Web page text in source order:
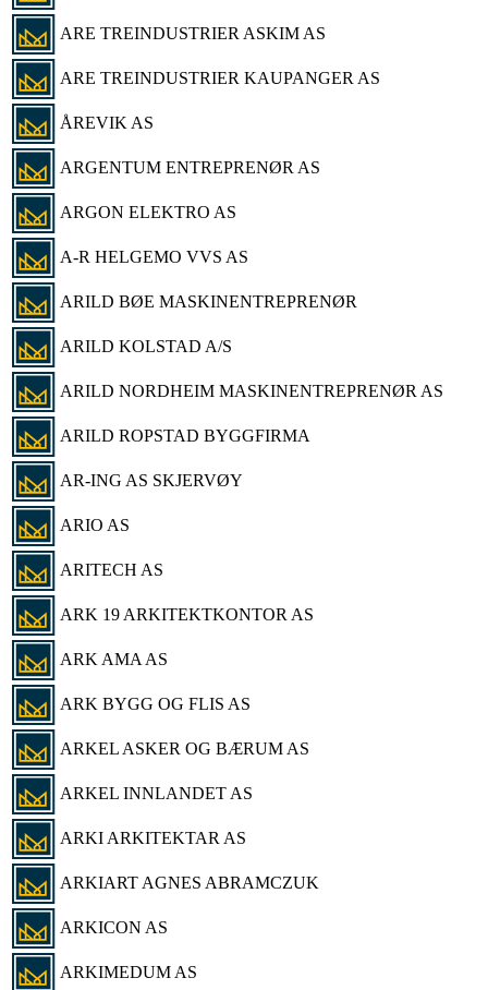
ARE TREINDUSTRIER ASKIM AS
ARE TREINDUSTRIER KAUPANGER AS
ÅREVIK AS
ARGENTUM ENTREPRENØR AS
ARGON ELEKTRO AS
A-R HELGEMO VVS AS
ARILD BØE MASKINENTREPRENØR
ARILD KOLSTAD A/S
ARILD NORDHEIM MASKINENTREPRENØR AS
ARILD ROPSTAD BYGGFIRMA
AR-ING AS SKJERVØY
ARIO AS
ARITECH AS
ARK 19 ARKITEKTKONTOR AS
ARK AMA AS
ARK BYGG OG FLIS AS
ARKEL ASKER OG BÆRUM AS
ARKEL INNLANDET AS
ARKI ARKITEKTAR AS
ARKIART AGNES ABRAMCZUK
ARKICON AS
ARKIMEDUM AS